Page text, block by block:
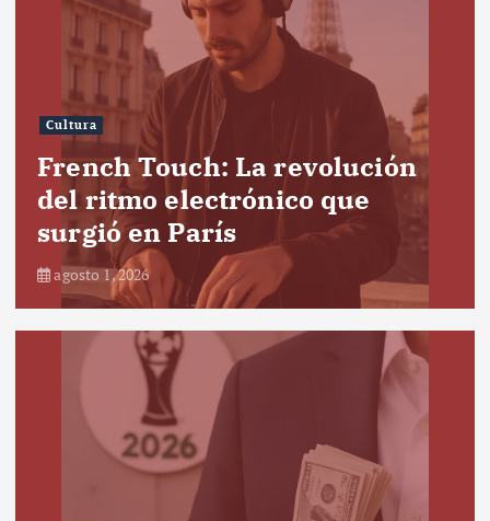
Cultura
French Touch: La revolución
del ritmo electrónico que
surgió en París
agosto 1, 2026